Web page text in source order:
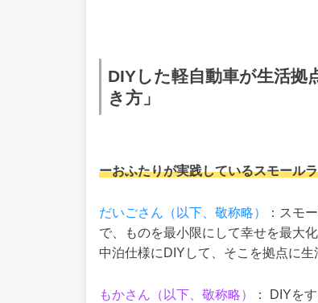
DIYした軽自動車が生活拠
き方」
ーおふたりが実践しているスモール
だいごさん（以下、敬称略）
：スモ
で、ものを最小限にして幸せを最大
中泊仕様にDIYして、そこを拠点に
もかさん（以下、敬称略）
： DIYを